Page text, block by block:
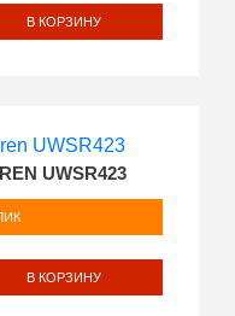
В КОРЗИНУ
UWSR423
В КОРЗИНУ